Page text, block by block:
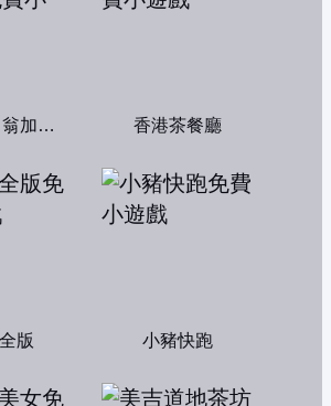
勇士島大富翁加強版 香港茶餐廳
版 小豬快跑